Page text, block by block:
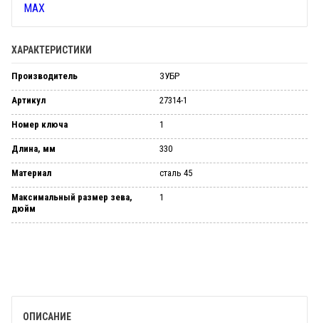
ХАРАКТЕРИСТИКИ
Производитель ЗУБР
Артикул 27314-1
Номер ключа 1
Длина, мм 330
Материал сталь 45
Максимальный размер зева,
дюйм
1
ОПИСАНИЕ